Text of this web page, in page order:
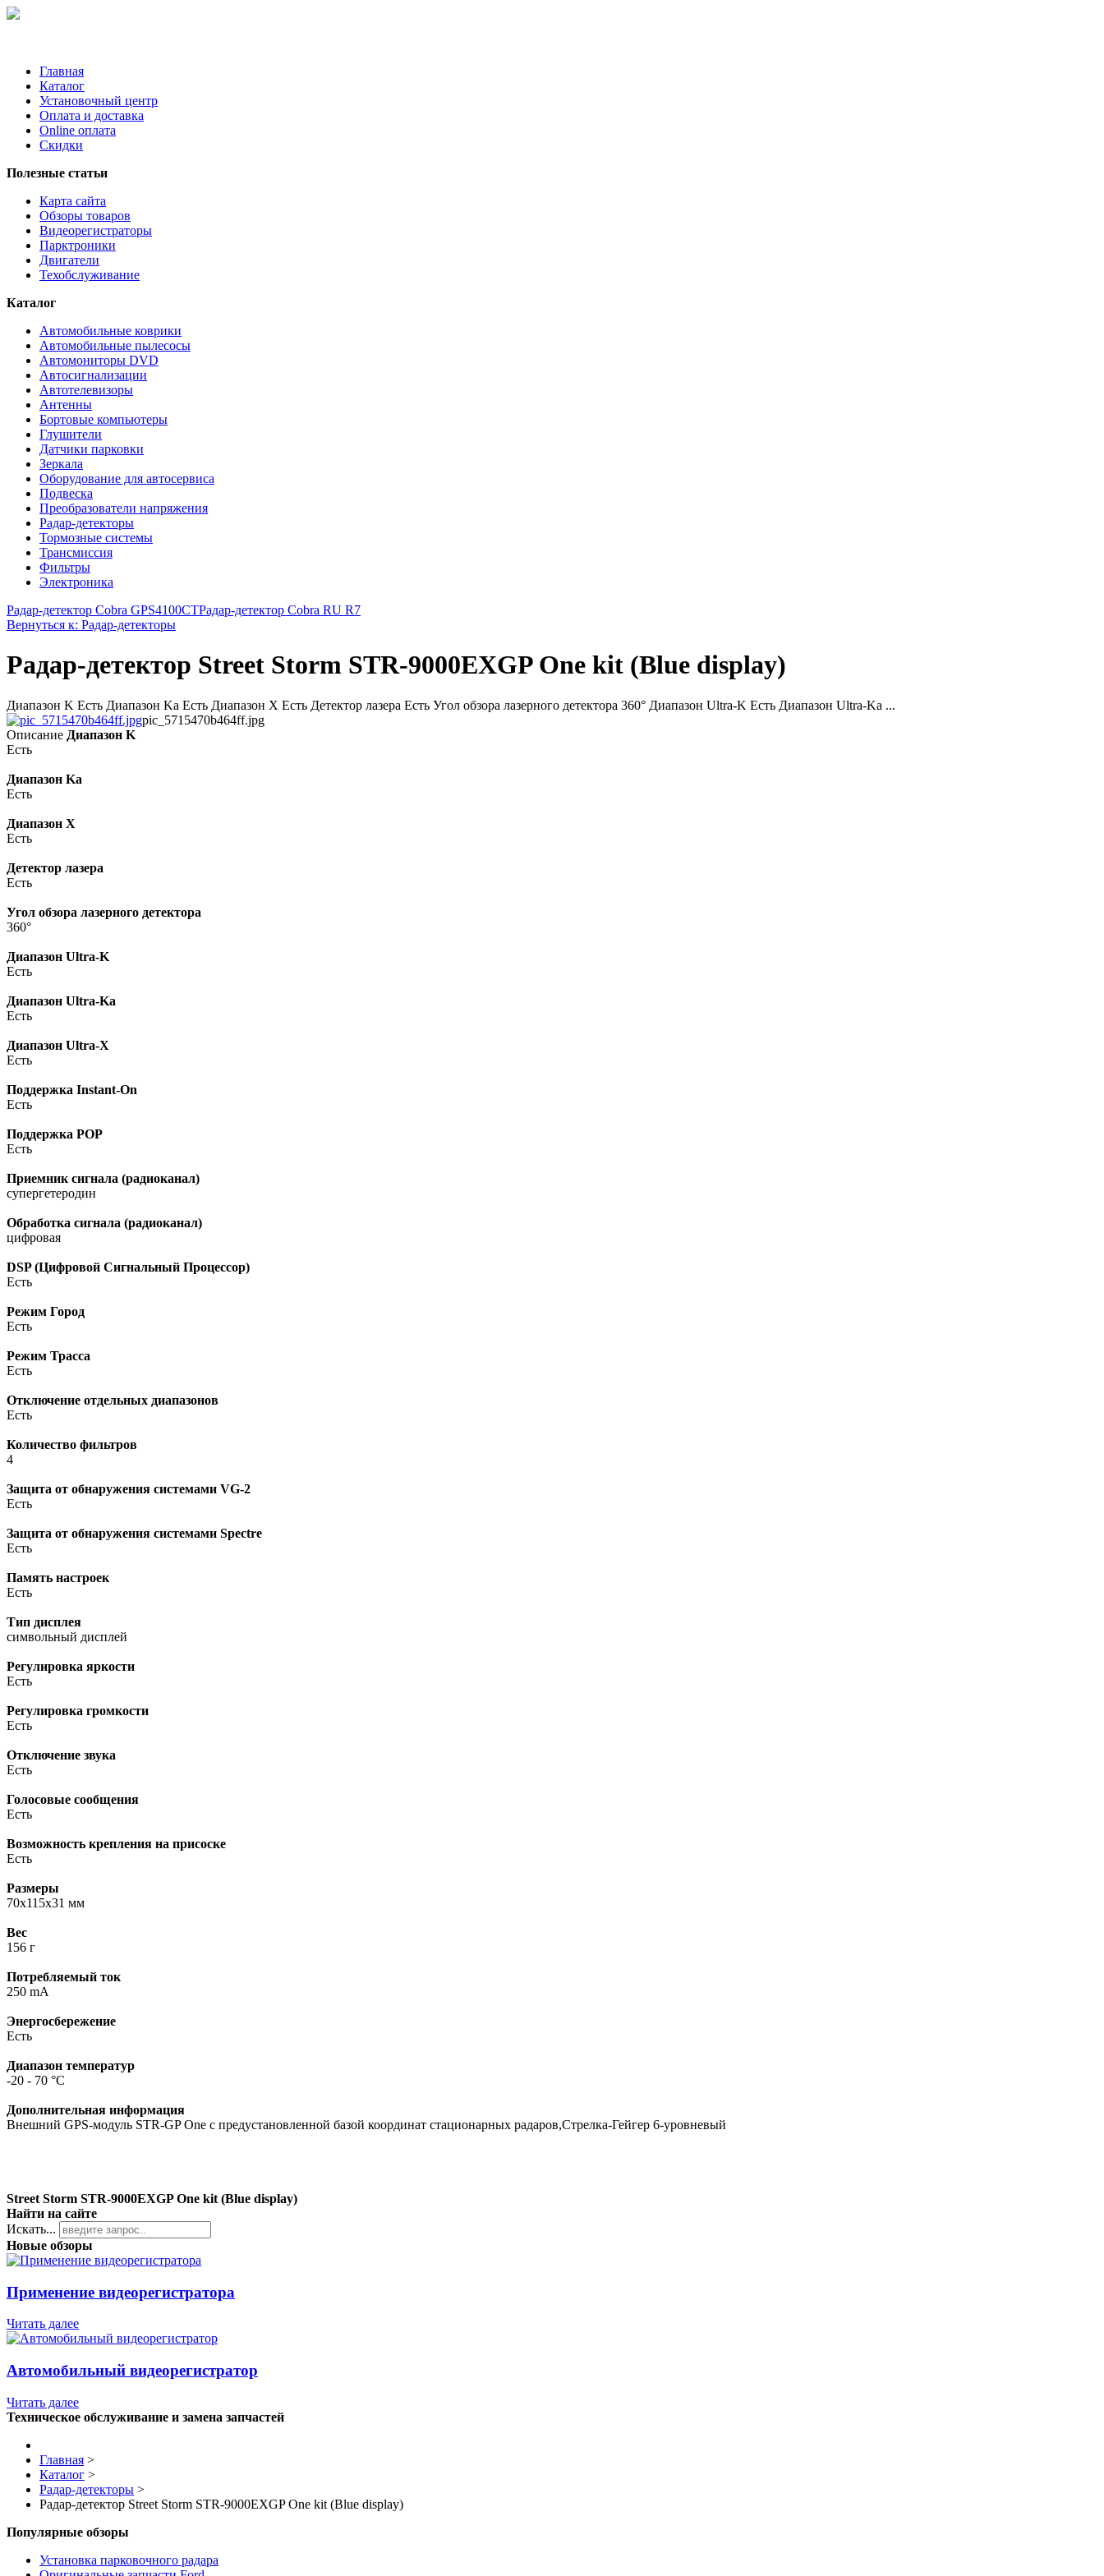
Главная
Каталог
Установочный центр
Оплата и доставка
Online оплата
Скидки
Полезные статьи
Карта сайта
Обзоры товаров
Видеорегистраторы
Парктроники
Двигатели
Техобслуживание
Каталог
Автомобильные коврики
Автомобильные пылесосы
Автомониторы DVD
Автосигнализации
Автотелевизоры
Антенны
Бортовые компьютеры
Глушители
Датчики парковки
Зеркала
Оборудование для автосервиса
Подвеска
Преобразователи напряжения
Радар-детекторы
Тормозные системы
Трансмиссия
Фильтры
Электроника
Радар-детектор Cobra GPS4100СТРадар-детектор Cobra RU R7
Вернуться к: Радар-детекторы
Радар-детектор Street Storm STR-9000EXGP One kit (Blue display)
Диапазон K Есть Диапазон Ka Есть Диапазон X Есть Детектор лазера Есть Угол обзора лазерного детектора 360° Диапазон Ultra-K Есть Диапазон Ultra-Ka ...
pic_5715470b464ff.jpg
Описание Диапазон K
Есть
Диапазон Ka
Есть
Диапазон X
Есть
Детектор лазера
Есть
Угол обзора лазерного детектора
360°
Диапазон Ultra-K
Есть
Диапазон Ultra-Ka
Есть
Диапазон Ultra-X
Есть
Поддержка Instant-On
Есть
Поддержка POP
Есть
Приемник сигнала (радиоканал)
супергетеродин
Обработка сигнала (радиоканал)
цифровая
DSP (Цифровой Сигнальный Процессор)
Есть
Режим Город
Есть
Режим Трасса
Есть
Отключение отдельных диапазонов
Есть
Количество фильтров
4
Защита от обнаружения системами VG-2
Есть
Защита от обнаружения системами Spectre
Есть
Память настроек
Есть
Тип дисплея
символьный дисплей
Регулировка яркости
Есть
Регулировка громкости
Есть
Отключение звука
Есть
Голосовые сообщения
Есть
Возможность крепления на присоске
Есть
Размеры
70x115x31 мм
Вес
156 г
Потребляемый ток
250 mA
Энергосбережение
Есть
Диапазон температур
-20 - 70 °C
Дополнительная информация
Внешний GPS-модуль STR-GP One с предустановленной базой координат стационарных радаров,Стрелка-Гейгер 6-уровневый
Street Storm STR-9000EXGP One kit (Blue display)
Найти на сайте
Искать...
Новые обзоры
Применение видеорегистратора
Читать далее
Автомобильный видеорегистратор
Читать далее
Техническое обслуживание и замена запчастей
Главная >
Каталог >
Радар-детекторы >
Радар-детектор Street Storm STR-9000EXGP One kit (Blue display)
Популярные обзоры
Установка парковочного радара